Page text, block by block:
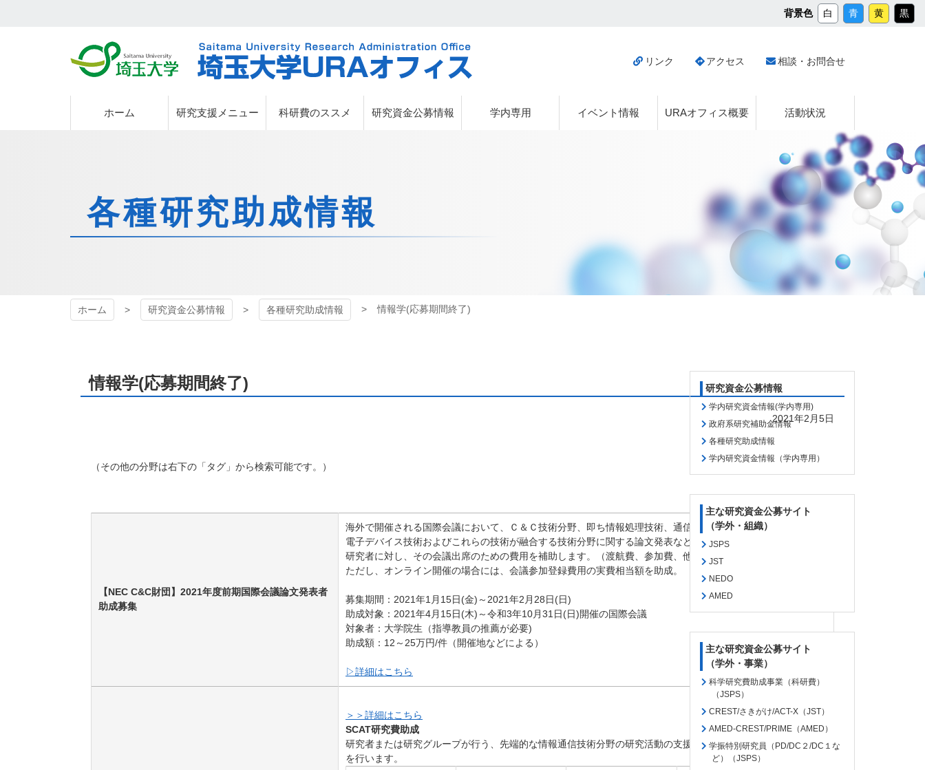
ン
プ
背景色 白 青 黄 黒
埼玉大学URAオフィス
埼玉大学
リンク アクセス 相談・お問合せ
ホーム 研究支援メニュー 科研費のススメ 研究資金公募情報 学内専用 イベント情報 URAオフィス概要 活動状況
各種研究助成情報
ホーム 研究資金公募情報 各種研究助成情報 情報学(応募期間終了)
研究資金公募情報
学内研究資金情報(学内専用)
政府系研究補助金情報
各種研究助成情報
学内研究資金情報（学内専用）
主な研究資金公募サイト
（学外・組織）
JSPS
JST
NEDO
AMED
主な研究資金公募サイト
（学外・事業）
科学研究費助成事業（科研費）
（JSPS）
CREST/さきがけ/ACT-X（JST）
AMED-CREST/PRIME（AMED）
学振特別研究員（PD/DC２/DC１な
ど）（JSPS）
情報学(応募期間終了)
2021年2月5日
（その他の分野は右下の「タグ」から検索可能です。）
【NEC C&C財団】2021年度前期国際会議論文発表者
助成募集
海外で開催される国際会議において、Ｃ＆Ｃ技術分野、即ち情報処理技術、通信技術、
電子デバイス技術およびこれらの技術が融合する技術分野に関する論文発表などを行う
研究者に対し、その会議出席のための費用を補助します。
（渡航費、参加費、他関連費に充当可）
ただし、オンライン開催の場合には、会議参加登録費用の実費相当額を助成。
募集期間：2021年1月15日(金)～2021年2月28日(日)
助成対象：2021年4月15日(木)～令和3年10月31日(日)開催の国際会議
対象者：大学院生（指導教員の推薦が必要)
助成額：12～25万円/件（開催地などによる）
▷詳細はこちら
＞＞詳細はこちら
SCAT研究費助成
研究者または研究グループが行う、先端的な情報通信技術分野の研究活動の支援を目的として、研究費の助成
を行います。